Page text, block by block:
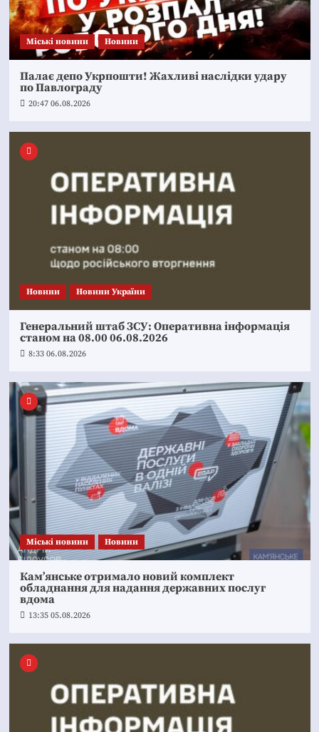
Mіські новини Новини
Палає депо Укрпошти! Жахливі наслідки удару
по Павлограду
20:47 06.08.2026
Новини Новини України
Генеральний штаб ЗСУ: Оперативна інформація
станом на 08.00 06.08.2026
8:33 06.08.2026
Mіські новини Новини
Кам’янське отримало новий комплект
обладнання для надання державних послуг
вдома
13:35 05.08.2026